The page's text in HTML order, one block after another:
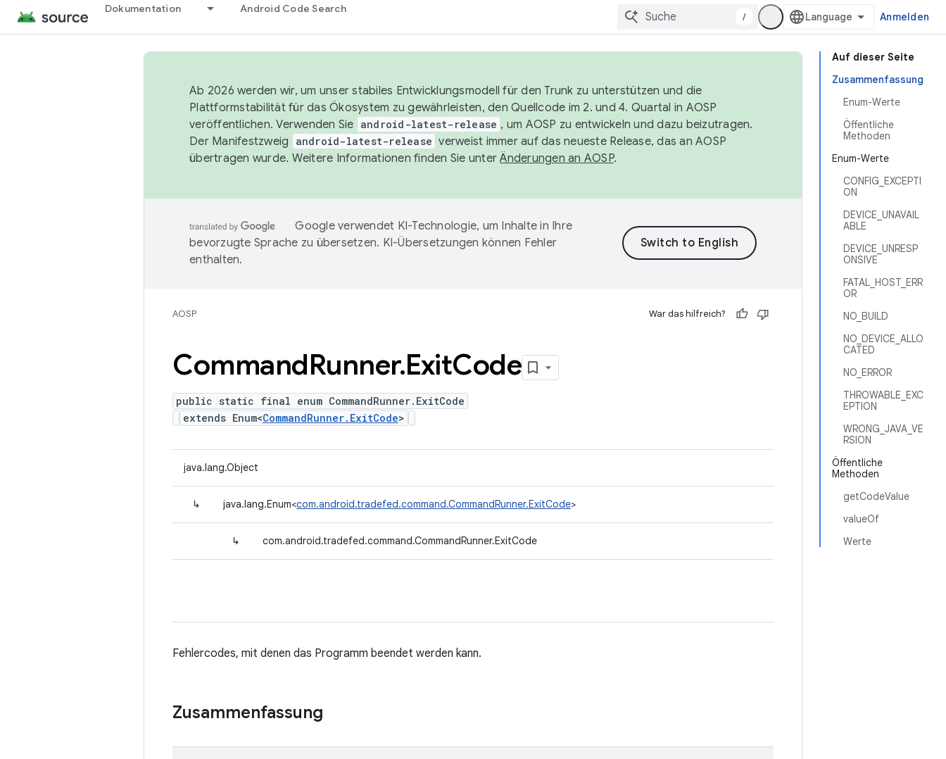
Dokumentation Android Code Search
/ Anmelden
Auf dieser Seite
Zusammenfassung
Enum-Werte
Öffentliche
Methoden
Enum-Werte
CONFIG_EXCEPTI
ON
DEVICE_UNAVAIL
ABLE
DEVICE_UNRESP
ONSIVE
FATAL_HOST_ERR
OR
NO_BUILD
NO_DEVICE_ALLO
CATED
NO_ERROR
THROWABLE_EXC
EPTION
WRONG_JAVA_VE
RSION
Öffentliche
Methoden
getCodeValue
valueOf
Werte
Ab 2026 werden wir, um unser stabiles Entwicklungsmodell für den Trunk zu unterstützen und die
Plattformstabilität für das Ökosystem zu gewährleisten, den Quellcode im 2. und 4. Quartal in AOSP
veröffentlichen. Verwenden Sie android-latest-release , um AOSP zu entwickeln und dazu beizutragen.
Der Manifestzweig
android-latest-release verweist immer auf das neueste Release, das an AOSP
übertragen wurde. Weitere Informationen finden Sie unterÄnderungen an AOSP.
Google verwendet KI-Technologie, um Inhalte in Ihre
bevorzugte Sprache zu übersetzen. KI-Übersetzungen können Fehler
enthalten.
AOSP War das hilfreich?
CommandRunner.ExitCode
public static final enum CommandRunner.ExitCode
extends Enum<CommandRunner.ExitCode>
java.lang.Object
↳ java.lang.Enum<com.android.tradefed.command.CommandRunner.ExitCode>
↳ com.android.tradefed.command.CommandRunner.ExitCode
Fehlercodes, mit denen das Programm beendet werden kann.
Zusammenfassung